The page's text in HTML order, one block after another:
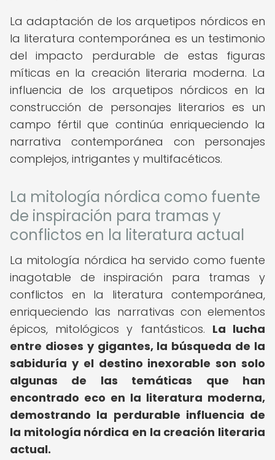
La adaptación de los arquetipos nórdicos en
la literatura contemporánea es un testimonio
del impacto perdurable de estas figuras
míticas en la creación literaria moderna. La
influencia de los arquetipos nórdicos en la
construcción de personajes literarios es un
campo fértil que continúa enriqueciendo la
narrativa contemporánea con personajes
complejos, intrigantes y multifacéticos.
La mitología nórdica como fuente
de inspiración para tramas y
conflictos en la literatura actual
La mitología nórdica ha servido como fuente
inagotable de inspiración para tramas y
conflictos en la literatura contemporánea,
enriqueciendo las narrativas con elementos
épicos, mitológicos y fantásticos. La lucha
entre dioses y gigantes, la búsqueda de la
sabiduría y el destino inexorable son solo
algunas de las temáticas que han
encontrado eco en la literatura moderna,
demostrando la perdurable influencia de
la mitología nórdica en la creación literaria
actual.